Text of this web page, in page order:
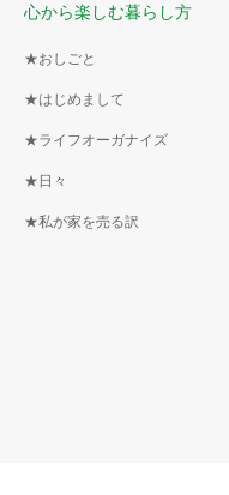
心から楽しむ暮らし方
★おしごと
★はじめまして
★ライフオーガナイズ
★日々
★私が家を売る訳